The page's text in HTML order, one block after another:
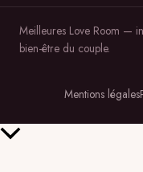
Meilleures Love Room —
bien-être du couple.
Mentions légales